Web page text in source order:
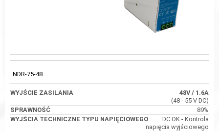
WYJŚCIE
WYJŚCIA
TECHNICZNE
NDR-75-48
48V/ 1.6A
(48 - 55 V DC)
89%
DC OK - Kontrola
napięcia wyjściowego